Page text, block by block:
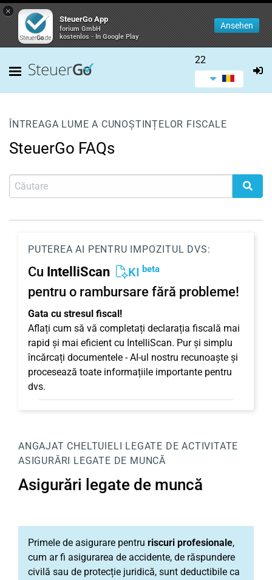
×
SteuerGo App
forium GmbH
kostenlos - In Google Play
Ansehen
22
ÎNTREAGA LUME A CUNOȘTINȚELOR FISCALE
SteuerGo FAQs
PUTEREA AI PENTRU IMPOZITUL DVS:
Cu IntelliScan KI beta
pentru o rambursare fără probleme!
Gata cu stresul fiscal!
Aflați cum să vă completați declarația fiscală mai
rapid și mai eficient cu IntelliScan. Pur și simplu
încărcați documentele - AI-ul nostru recunoaște și
procesează toate informațiile importante pentru
dvs.
ANGAJAT CHELTUIELI LEGATE DE ACTIVITATE
ASIGURĂRI LEGATE DE MUNCĂ
Asigurări legate de muncă
Primele de asigurare pentru riscuri profesionale,
cum ar fi asigurarea de accidente, de răspundere
civilă sau de protecție juridică, sunt deductibile ca